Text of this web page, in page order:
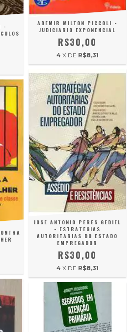
-
ADEMIR MILTON PICCOLI -
JUDICIARIO EXPONENCIAL
R$30,00
4 X DE R$8,31
JOSE ANTONIO PERES GEDIEL
- ESTRATEGIAS
AUTORITARIAS DO ESTADO
EMPREGADOR
R$30,00
4 X DE R$8,31